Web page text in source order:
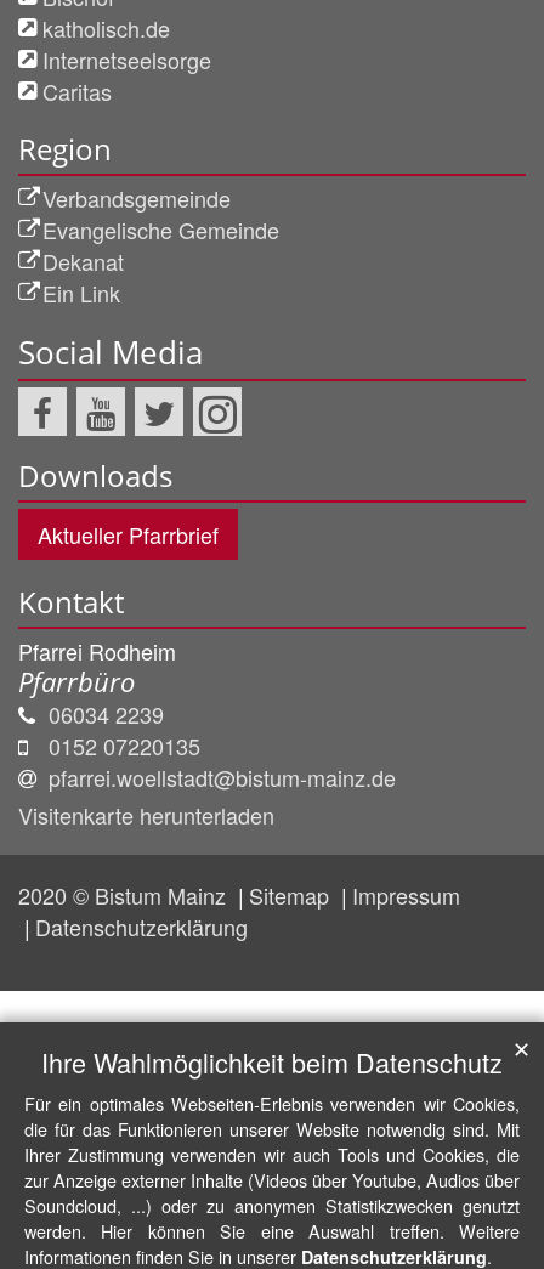
katholisch.de
Internetseelsorge
Caritas
Region
Verbandsgemeinde
Evangelische Gemeinde
Dekanat
Ein Link
Social Media
Downloads
Aktueller Pfarrbrief
Kontakt
Pfarrei Rodheim
Pfarrbüro
06034 2239
0152 07220135
pfarrei.woellstadt@bistum-mainz.de
Visitenkarte herunterladen
2020 © Bistum Mainz Sitemap
Impressum
Datenschutzerklärung
Ihre Wahlmöglichkeit beim Datenschutz
Für ein optimales Webseiten-Erlebnis verwenden wir Cookies,
die für das Funktionieren unserer Website notwendig sind. Mit
Ihrer Zustimmung verwenden wir auch Tools und Cookies, die
zur Anzeige externer Inhalte (Videos über Youtube, Audios über
Soundcloud, ...) oder zu anonymen Statistikzwecken genutzt
werden. Hier können Sie eine Auswahl treffen. Weitere
Informationen finden Sie in unserer Datenschutzerklärung.
✕